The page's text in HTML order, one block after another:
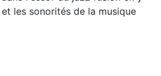
les sonorités de la musique